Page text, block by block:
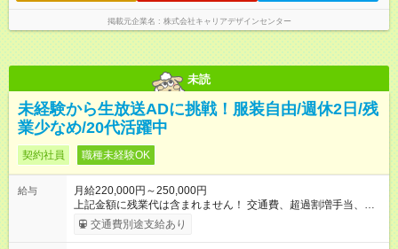
掲載元企業名 株式会社キャリアデザインセンター
未読
未経験から生放送ADに挑戦！服装自由/週休2日/残
業少なめ/20代活躍中
契約社員 職種未経験OK
給与
月給220,000円～250,000円
上記金額に残業代は含まれません！ 交通費、超過割増手当、深
夜割増手当 別途支給 ※試用期間は3ヶ月で、その期間は日給
10,000円。その他待遇に変更はありません 月の平均残業時間は
交通費別途支給あり